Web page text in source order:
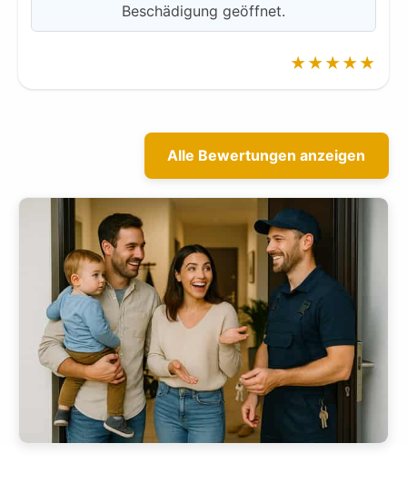
Beschädigung geöffnet.
★★★★★
Alle Bewertungen anzeigen